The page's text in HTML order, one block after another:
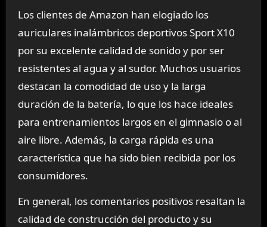
Los clientes de Amazon han elogiado los
auriculares inalámbricos deportivos Sport X10
por su excelente calidad de sonido y por ser
resistentes al agua y al sudor. Muchos usuarios
destacan la comodidad de uso y la larga
duración de la batería, lo que los hace ideales
para entrenamientos largos en el gimnasio o al
aire libre. Además, la carga rápida es una
característica que ha sido bien recibida por los
consumidores.
En general, los comentarios positivos resaltan la
calidad de construcción del producto y su